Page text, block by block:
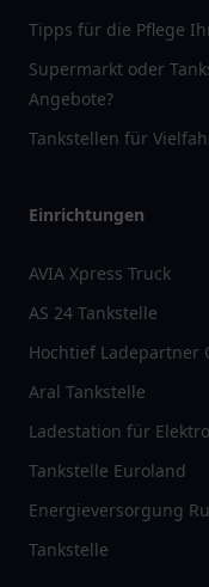
Tipps für die Pflege
Supermarkt oder
Angebote?
Tankstellen für
Einrichtungen
AVIA Xpress Truck
AS 24 Tankstelle
Hochtief Ladepartner
Aral Tankstelle
Ladestation für
Tankstelle Euroland
Energieversorgung
Tankstelle